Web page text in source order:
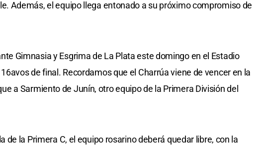
Además, el equipo llega entonado a su próximo compromiso de
Gimnasia y Esgrima de La Plata este domingo en el Estadio
de final. Recordamos que el Charrúa viene de vencer en la
a Sarmiento de Junín, otro equipo de la Primera División del
de la Primera C, el equipo rosarino deberá quedar libre, con la